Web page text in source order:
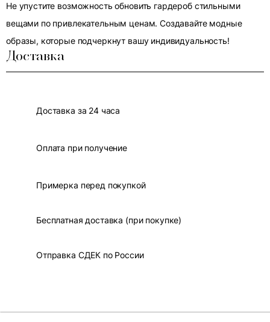
Не упустите возможность обновить гардероб стильными
вещами по привлекательным ценам. Создавайте модные
образы, которые подчеркнут вашу индивидуальность!
Доставка
Доставка за 24 часа
Оплата при получение
Примерка перед покупкой
Бесплатная доставка (при покупке)
Отправка СДЕК по России